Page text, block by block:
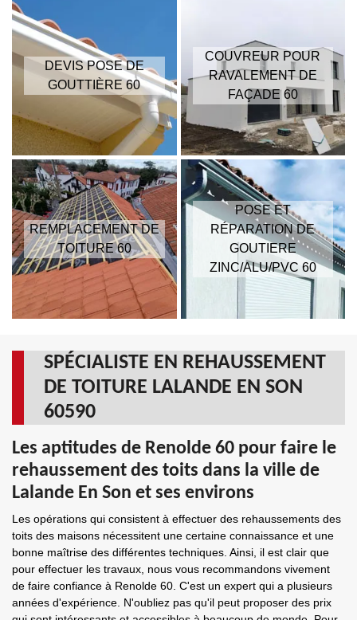
DEVIS POSE DE
GOUTTIÈRE 60
COUVREUR POUR
RAVALEMENT DE
FAÇADE 60
REMPLACEMENT DE
TOITURE 60
POSE ET
RÉPARATION DE
GOUTIERE
ZINC/ALU/PVC 60
SPÉCIALISTE EN REHAUSSEMENT
DE TOITURE LALANDE EN SON
60590
Les aptitudes de Renolde 60 pour faire le
rehaussement des toits dans la ville de
Lalande En Son et ses environs
Les opérations qui consistent à effectuer des rehaussements des
toits des maisons nécessitent une certaine connaissance et une
bonne maîtrise des différentes techniques. Ainsi, il est clair que
pour effectuer les travaux, nous vous recommandons vivement
de faire confiance à Renolde 60. C'est un expert qui a plusieurs
années d'expérience. N'oubliez pas qu'il peut proposer des prix